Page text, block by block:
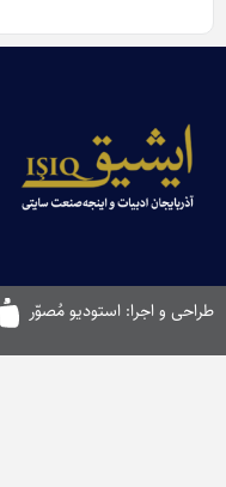
طراحی و اجرا: استودیو مُصوّر